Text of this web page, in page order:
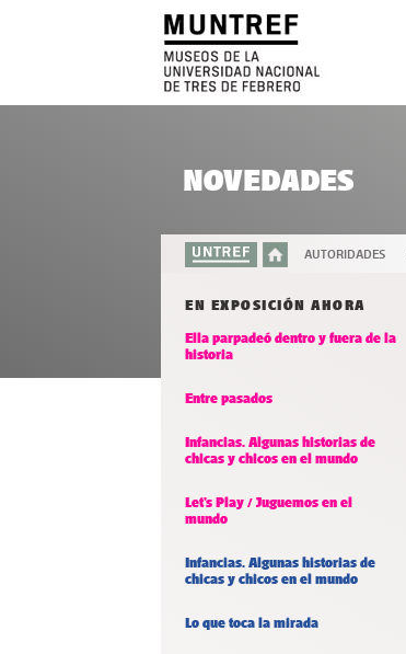
AUTORIDADES
NOVEDADES
EN EXPOSICIÓN AHORA
Ella parpadeó dentro y fuera de la
historia
Entre pasados
Infancias. Algunas historias de
chicas y chicos en el mundo
Let’s Play / Juguemos en el
mundo
Infancias. Algunas historias de
chicas y chicos en el mundo
Lo que toca la mirada